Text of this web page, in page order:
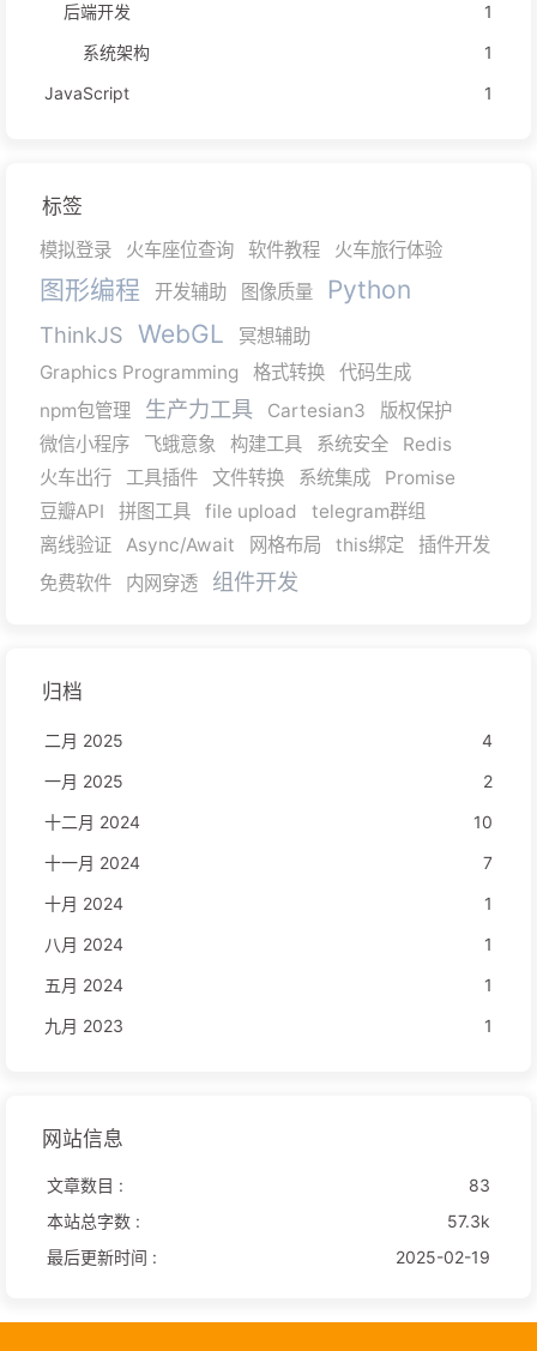
后端开发
1
系统架构
1
JavaScript
1
标签
模拟登录 火车座位查询 软件教程 火车旅行体验
图形编程 开发辅助 图像质量 Python
ThinkJS WebGL
冥想辅助
Graphics Programming
格式转换
代码生成
npm包管理
生产力工具 Cartesian3
版权保护
微信小程序
飞蛾意象 构建工具 系统安全
Redis
火车出行
工具插件 文件转换 系统集成
Promise
豆瓣API
拼图工具 file upload
telegram群组
离线验证
Async/Await 网格布局 this绑定
插件开发
免费软件
内网穿透 组件开发
归档
二月 2025
4
一月 2025
2
十二月 2024
10
十一月 2024
7
十月 2024
1
八月 2024
1
五月 2024
1
九月 2023
1
网站信息
文章数目 :
83
本站总字数 :
57.3k
最后更新时间 :
2025-02-19